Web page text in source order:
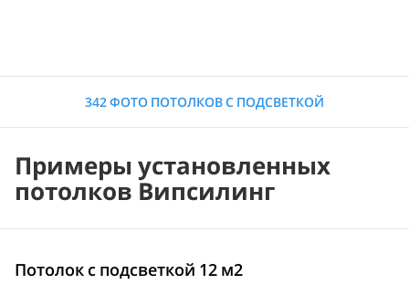
342 ФОТО ПОТОЛКОВ С ПОДСВЕТКОЙ
Примеры установленных
потолков Випсилинг
Потолок с подсветкой 12 м2